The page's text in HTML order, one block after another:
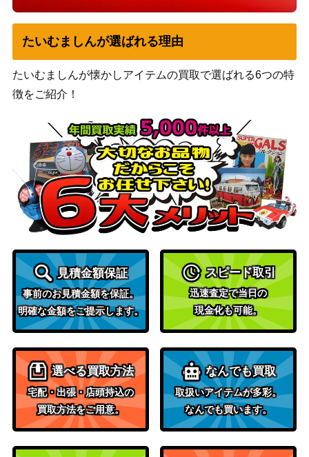
たいむましんが選ばれる理由
たいむましんが懐かしアイテムの買取で選ばれる6つの特
徴をご紹介！
見積金額保証
事前のお見積金額を保証。
明確な金額をご提示します。
スピード取引
迅速査定で当日の
現金化も可能。
選べる買取方法
宅配・出張・店頭持込の
買取方法をご用意。
なんでも買取
取扱いアイテムが多彩。
なんでも買います。